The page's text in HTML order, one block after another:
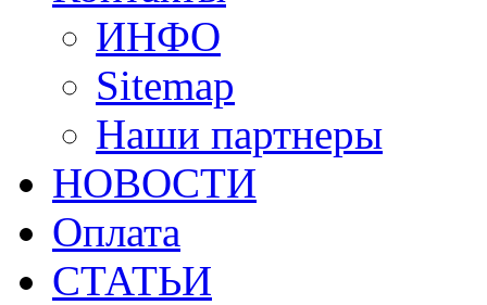
ИНФО
Sitemap
Наши партнеры
НОВОСТИ
Оплата
СТАТЬИ